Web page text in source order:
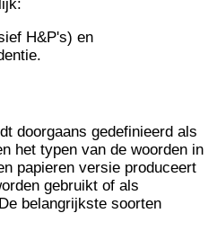
H&P's) en
doorgaans gedefinieerd als
het typen van de woorden in
papieren versie produceert
gebruikt of als
belangrijkste soorten